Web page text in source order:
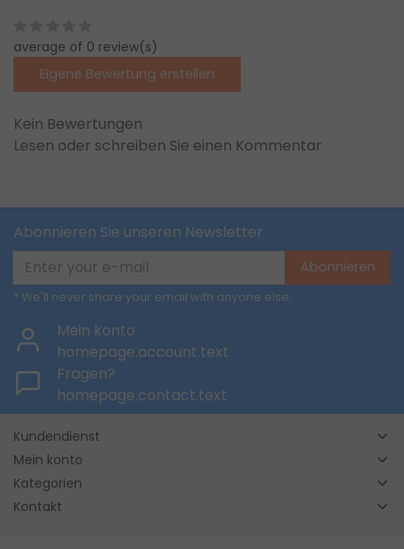
average of 0 review(s)
Eigene Bewertung erstellen
Kein Bewertungen
Lesen oder schreiben Sie einen Kommentar
Abonnieren Sie unseren Newsletter
Abonnieren
* We'll never share your email with anyone else.
Mein konto
homepage.account.text
Fragen?
homepage.contact.text
Kundendienst
Mein konto
Kategorien
Kontakt